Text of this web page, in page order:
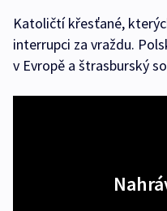
Katoličtí křesťané,
interrupci za vraždu.
v Evropě a štrasburský